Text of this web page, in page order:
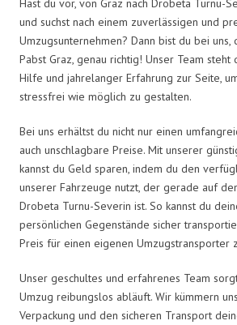
Hast du vor, von Graz nach Drobeta Turnu-
und suchst nach einem zuverlässigen und
Umzugsunternehmen? Dann bist du bei
Pabst Graz, genau richtig! Unser Team
Hilfe und jahrelanger Erfahrung zur Seite,
stressfrei wie möglich zu gestalten.
Bei uns erhältst du nicht nur einen
auch unschlagbare Preise. Mit unserer
kannst du Geld sparen, indem du den
unserer Fahrzeuge nutzt, der gerade auf
Drobeta Turnu-Severin ist. So kannst du
persönlichen Gegenstände sicher
Preis für einen eigenen Umzugstransporter
Unser geschultes und erfahrenes Team
Umzug reibungslos abläuft. Wir kümmern
Verpackung und den sicheren Transport